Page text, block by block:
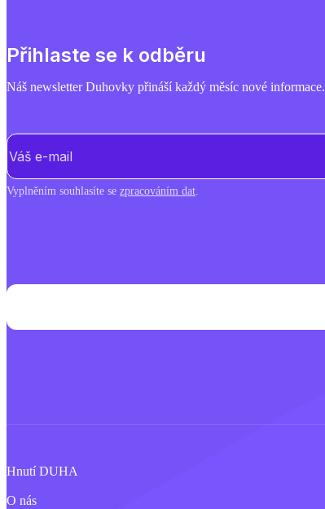
Přihlaste se k odběru
Náš newsletter Duhovky přináší každý měsíc nové informace.
E-mail
Vyplněním souhlasíte se zpracováním dat.
Hnutí DUHA
O nás